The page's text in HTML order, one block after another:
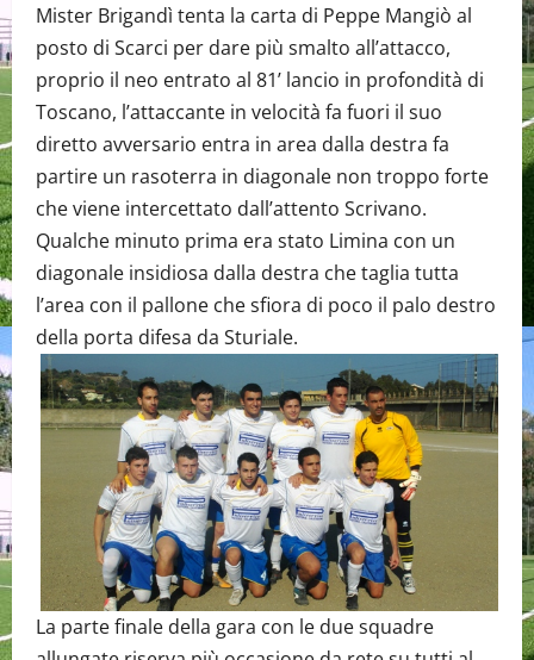
Mister Brigandì tenta la carta di Peppe Mangiò al
posto di Scarci per dare più smalto all’attacco,
proprio il neo entrato al 81’ lancio in profondità di
Toscano, l’attaccante in velocità fa fuori il suo
diretto avversario entra in area dalla destra fa
partire un rasoterra in diagonale non troppo forte
che viene intercettato dall’attento Scrivano.
Qualche minuto prima era stato Limina con un
diagonale insidiosa dalla destra che taglia tutta
l’area con il pallone che sfiora di poco il palo destro
della porta difesa da Sturiale.
La parte finale della gara con le due squadre